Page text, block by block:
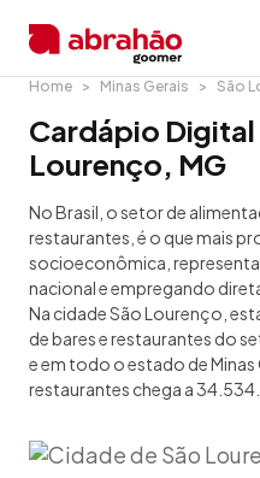
Home Minas Gerais São
Cardápio Digital
Lourenço, MG
No Brasil, o setor de
restaurantes, é o que mais
socioeconômica,
nacional e empregando
Na cidade São Lourenço,
de bares e restaurantes do
e em todo o estado de Minas
restaurantes chega a 34.534.